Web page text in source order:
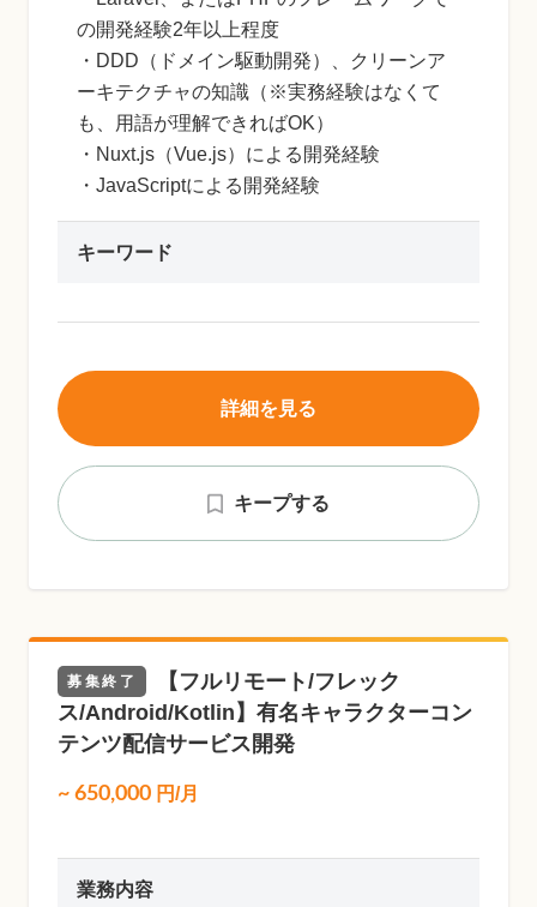
の開発経験2年以上程度
・DDD（ドメイン駆動開発）、クリーンア
ーキテクチャの知識（※実務経験はなくて
も、用語が理解できればOK）
・Nuxt.js（Vue.js）による開発経験
・JavaScriptによる開発経験
キーワード
キープする
詳細を見る
募集終了
【フルリモート/フレック
ス/Android/Kotlin】有名キャラクターコン
テンツ配信サービス開発
~ 650,000 円/月
業務内容